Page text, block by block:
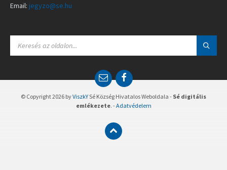
Email: jegyzo@se.hu
A
E
m
a
i
l
F
a
c
e
b
© Copyright 2026 byViszkYSé Község Hivatalos Weboldala - Sé digitális
emlékezete. -Adatvédelem